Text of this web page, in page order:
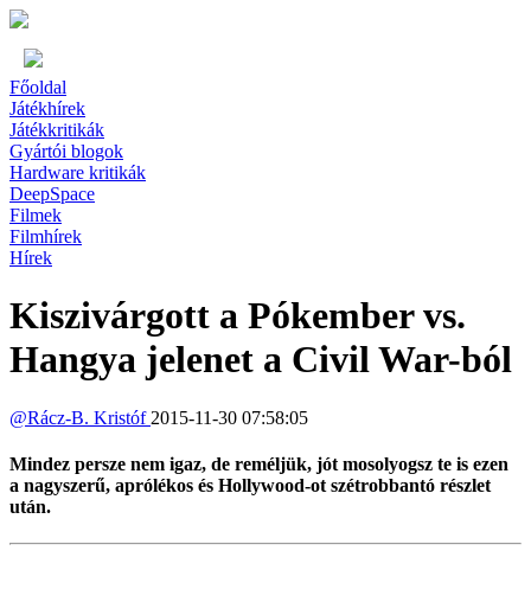
Főoldal
Játékhírek
Játékkritikák
Gyártói blogok
Hardware kritikák
DeepSpace
Filmek
Filmhírek
Hírek
Kiszivárgott a Pókember vs.
Hangya jelenet a Civil War-ból
@Rácz-B. Kristóf 2015-11-30 07:58:05
Mindez persze nem igaz, de reméljük, jót mosolyogsz te is ezen
a nagyszerű, aprólékos és Hollywood-ot szétrobbantó részlet
után.